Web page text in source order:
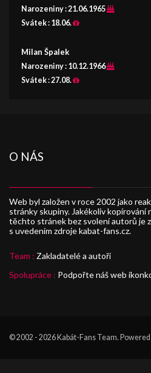
Narozeniny :21.06.1965
Svátek : 18.06.
Milan Špalek
Narozeniny : 10.12.1966
Svátek :27.08.
O NÁS
Web byl založen v roce 2002 jako
stránky skupiny. Jakékoliv kopírování
těchto stránek bez svolení autorů je
s uvedením zdroje kabat-fans.cz.
Team : Zakladatelé a autoři
Spolupráce : Podpořte náš web
© 2002 - 2026 Kabát-Fans Team. Powered